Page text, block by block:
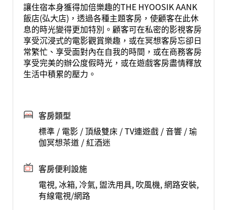
讓住宿本身獲得加倍樂趣的THE HYOOSIK AANK
飯店(弘大店)，透過各種主題客房，使顧客在此休
息的時光變得更加特別。顧客可在私密的影視客房
享受沉浸式的電影觀賞樂趣，或在冥想客房忘卻日
常繁忙、享受面對內在自我的時間，或在商務客房
享受完美的辦公度假時光，或在遊戲客房盡情釋放
生活中積累的壓力。
客房類型
標準 / 電影 / 頂級雙床 / TV連遊戲 / 音響 / 瑜
伽冥想茶道 / 紅酒迷
客房便利設施
電視, 冰箱, 冷氣, 盥洗用具, 吹風機, 網路安裝,
有線電視/網路